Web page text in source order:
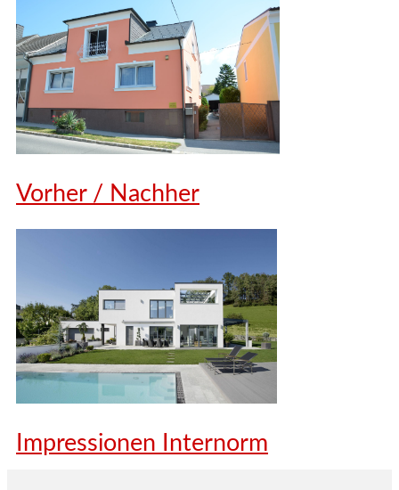
Vorher / Nachher
Impressionen Internorm